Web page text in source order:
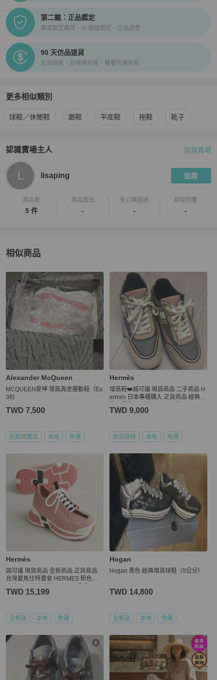
第二關：正品鑑定
專業鑑定團隊、AI 儀器鑑定、正品證書
90 天仿品退貨
出貨錄影、防掉換封條、雙重防護包裝
更多相似類別
更多女鞋相似商品推薦
球鞋／休閒鞋 跟鞋 平底鞋 拖鞋 靴子
認識賣場主人
PopChill 拍拍圈嚴選賣家
逛逛賣場
L lisaping 追蹤
商品數
5 件
商品售出
-
安心購通過
-
聊聊回覆
-
相似商品
更多相似女鞋推薦精品
Alexander McQueen
MCQUEEN麥坤 增高真皮運動鞋（Eu
38)
TWD 7,500
近新閒置品 本地 免運
Hermès
增高鞋❤️誠可議 現貨商品 二手商品 H
ermes 日本專櫃購入 正貨商品 經典灰
TWD 9,000
狀況良好 本地 免運
Hermès
誠可議 現貨商品 全新商品 正貨商品
台灣愛馬仕特賣會 HERMES 粉色麂
TWD 15,199
全新品 本地 免運
Hogan
Hogan 黑色 經典增高球鞋（5公分）
TWD 14,800
全新品 本地 免運